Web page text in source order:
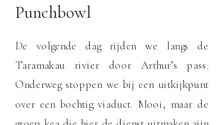
Punchbowl
De volgende dag rijden we langs de
Taramakau rivier door Arthur’s pass.
Onderweg stoppen we bij een uitkijkpunt
over een bochtig viaduct. Mooi, maar de